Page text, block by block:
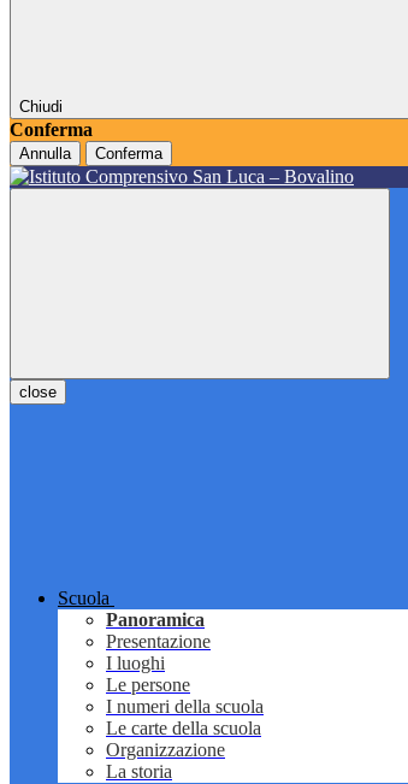
Chiudi
Conferma
Annulla Conferma
close
Scuola
Panoramica
Presentazione
I luoghi
Le persone
I numeri della scuola
Le carte della scuola
Organizzazione
La storia